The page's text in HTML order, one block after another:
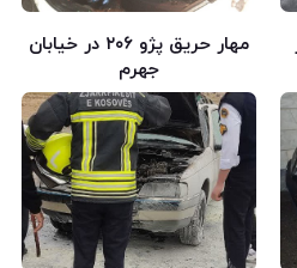
مهار حریق پژو ۲۰۶ در خیابان
جهرم